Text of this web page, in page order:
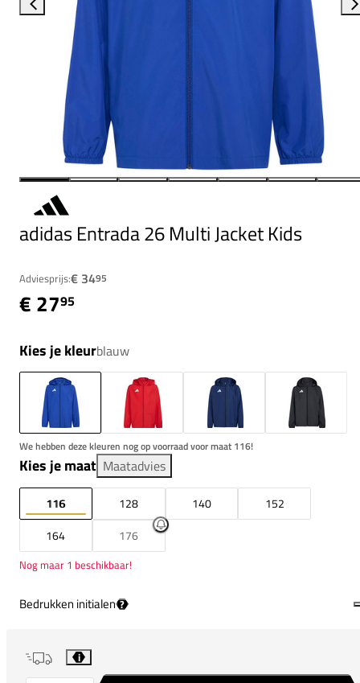
adidas Entrada 26 Multi Jacket Kids
Adviesprijs:€ 3495
€ 2795
Kies je kleurblauw
We hebben deze kleuren nog op voorraad voor maat 116!
Kies je maat Maatadvies
116 128 140
152
164
176
Nog maar 1 beschikbaar!
Bedrukken initialen ?
i